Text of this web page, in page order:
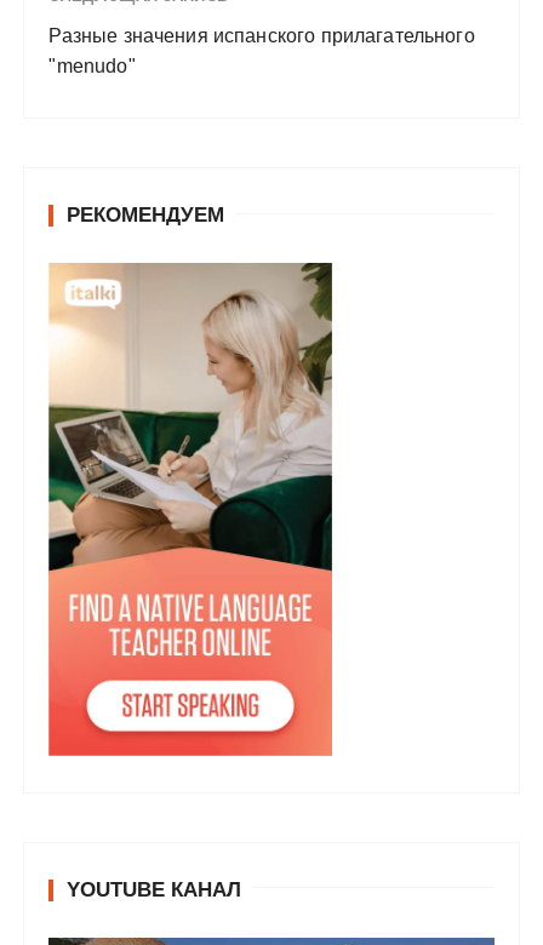
Разные значения испанского прилагательного
"menudo"
РЕКОМЕНДУЕМ
YOUTUBE КАНАЛ